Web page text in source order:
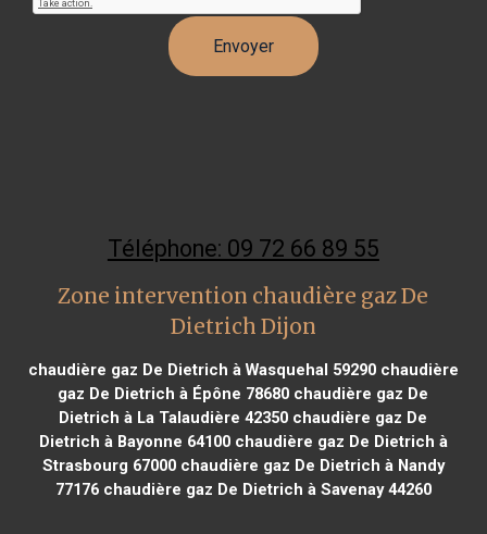
Téléphone: 09 72 66 89 55
Zone intervention chaudière gaz De
Dietrich Dijon
chaudière gaz De Dietrich à Wasquehal 59290chaudière
gaz De Dietrich à Épône 78680 chaudière gaz De
Dietrich à La Talaudière 42350 chaudière gaz De
Dietrich à Bayonne 64100chaudière gaz De Dietrich à
Strasbourg 67000chaudière gaz De Dietrich à Nandy
77176chaudière gaz De Dietrich à Savenay 44260